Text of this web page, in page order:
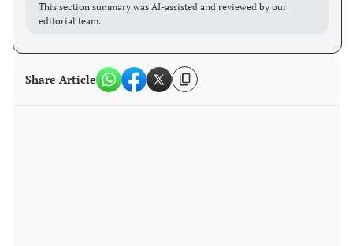
This section summary was AI-assisted and reviewed by our
editorial team.
Share Article